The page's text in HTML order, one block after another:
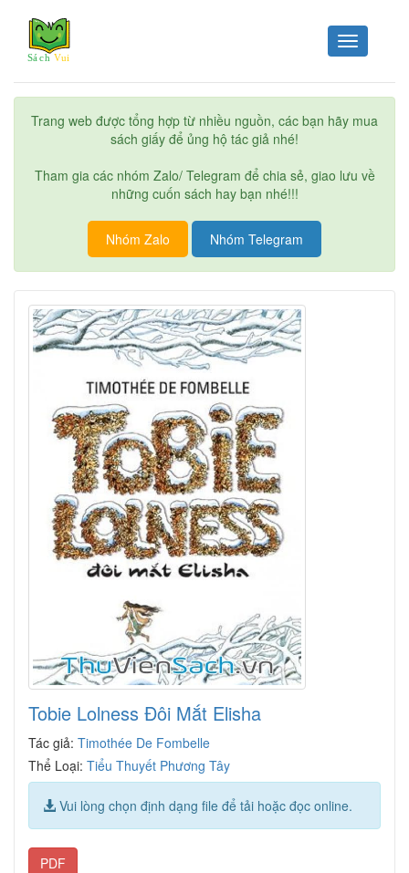
Toggle
navigation
Trang web được tổng hợp từ nhiều nguồn, các bạn hãy mua
sách giấy để ủng hộ tác giả nhé!
Tham gia các nhóm Zalo/ Telegram để chia sẻ, giao lưu về
những cuốn sách hay bạn nhé!!!
Nhóm Zalo Nhóm Telegram
Tobie Lolness Đôi Mắt Elisha
Tác giả: Timothée De Fombelle
Thể Loại: Tiểu Thuyết Phương Tây
Vui lòng chọn định dạng file để tải hoặc đọc online.
PDF